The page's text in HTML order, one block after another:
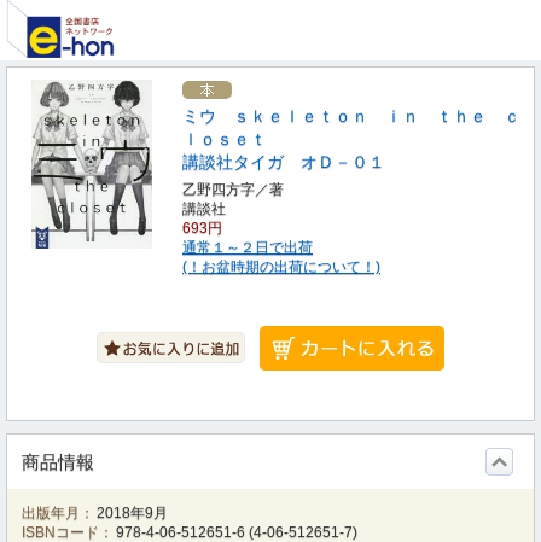
ミウ ｓｋｅｌｅｔｏｎ ｉｎ ｔｈｅ ｃ
ｌｏｓｅｔ
講談社タイガ オＤ－０１
乙野四方字／著
講談社
693円
通常１～２日で出荷
(！お盆時期の出荷について！)
商品情報
出版年月： 2018年9月
ISBNコード： 978-4-06-512651-6 (4-06-512651-7)